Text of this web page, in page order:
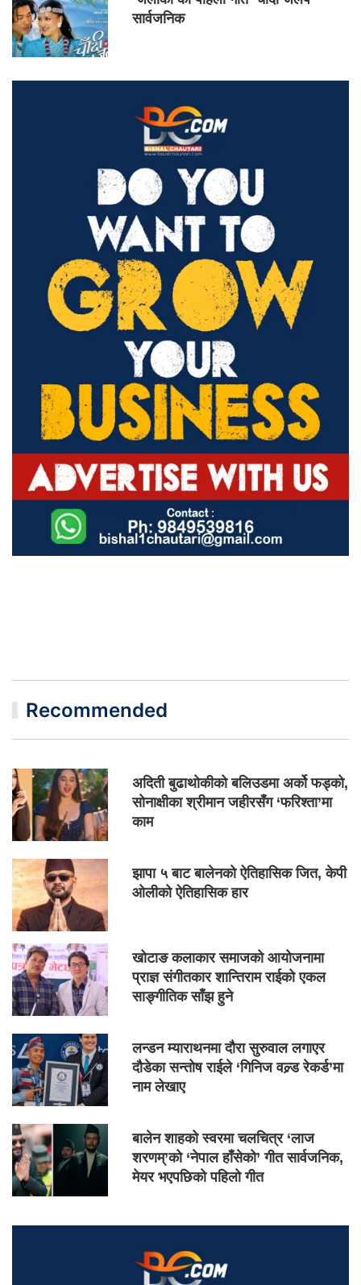
सार्वजनिक
Recommended
अदिती बुढाथोकीको बलिउडमा अर्को फड्को,
सोनाक्षीका श्रीमान जहीरसँग ‘फरिश्ता’मा
काम
झापा ५ बाट बालेनको ऐतिहासिक जित, केपी
ओलीको ऐतिहासिक हार
खोटाङ कलाकार समाजको आयोजनामा
प्राज्ञ संगीतकार शान्तिराम राईको एकल
साङ्गीतिक साँझ हुने
लन्डन म्याराथनमा दौरा सुरुवाल लगाएर
दौडेका सन्तोष राईले ‘गिनिज वल्र्ड रेकर्ड’मा
नाम लेखाए
बालेन शाहको स्वरमा चलचित्र ‘लाज
शरणम्’को ‘नेपाल हाँसेको’ गीत सार्वजनिक,
मेयर भएपछिको पहिलो गीत